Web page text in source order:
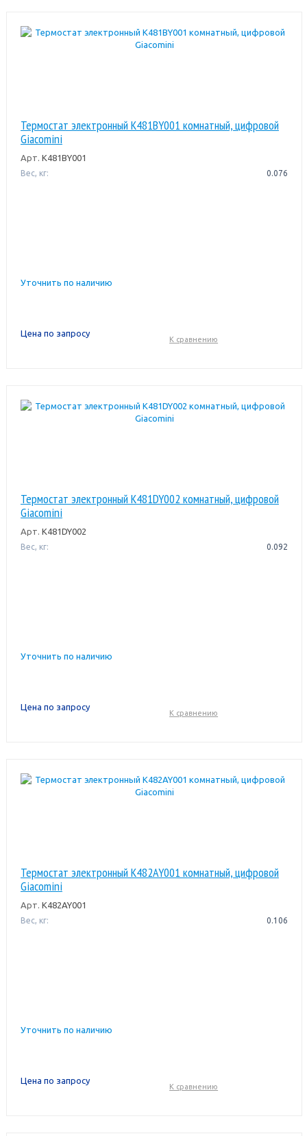
Термостат электронный K481BY001 комнатный, цифровой
Giacomini
Арт. K481BY001
Вес, кг: 0.076
Уточнить по наличию
Цена по запросу
К сравнению
Термостат электронный K481DY002 комнатный, цифровой
Giacomini
Арт. K481DY002
Вес, кг: 0.092
Уточнить по наличию
Цена по запросу
К сравнению
Термостат электронный K482AY001 комнатный, цифровой
Giacomini
Арт. K482AY001
Вес, кг: 0.106
Уточнить по наличию
Цена по запросу
К сравнению